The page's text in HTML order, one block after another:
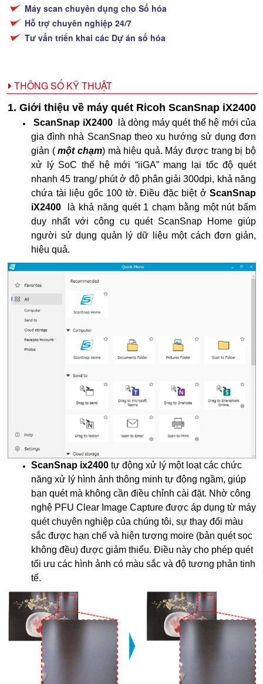
Máy scan chuyên dụng cho Số hóa
Hỗ trợ chuyên nghiệp 24/7
Tư vấn triển khai các Dự án số hóa
THÔNG SỐ KỸ THUẬT
1. Giới thiệu về máy quét Ricoh ScanSnap iX2400
ScanSnap iX2400
là dòng máy quét thế hệ mới của
gia đình nhà ScanSnap theo xu hướng sử dụng đơn
giản (một chạm) mà hiệu quả. Máy được trang bị bộ
xử lý SoC thế hệ mới “iiGA” mang lại tốc độ quét
nhanh 45 trang/ phút ở độ phân giải 300dpi, khả năng
chứa tài liệu gốc 100 tờ. Điều đặc biệt ở ScanSnap
iX2400
là khả năng quét 1 chạm bằng một nút bấm
duy nhất với công cụ quét ScanSnap Home giúp
người sử dụng quản lý dữ liệu một cách đơn giản,
hiệu quả.
ScanSnap ix2400 tự động xử lý một loạt các chức
năng xử lý hình ảnh thông minh tự động ngầm, giúp
bạn quét mà không cần điều chỉnh cài đặt. Nhờ công
nghệ PFU Clear Image Capture được áp dụng từ máy
quét chuyên nghiệp của chúng tôi, sự thay đổi màu
sắc được hạn chế và hiện tượng moire (bản quét sọc
không đều) được giảm thiểu. Điều này cho phép quét
tối ưu các hình ảnh có màu sắc và độ tương phản tinh
tế.